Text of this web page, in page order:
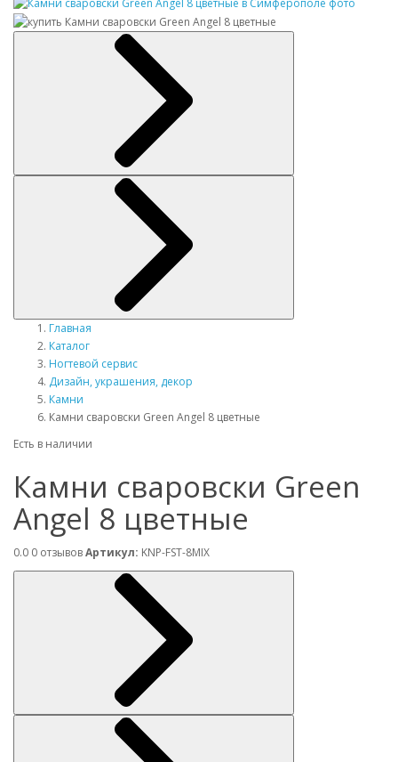
Главная
Каталог
Ногтевой сервис
Дизайн, украшения, декор
Камни
Камни сваровски Green Angel 8 цветные
Есть в наличии
Камни сваровски Green
Angel 8 цветные
0.0 0 отзывовАртикул: KNP-FST-8MIX